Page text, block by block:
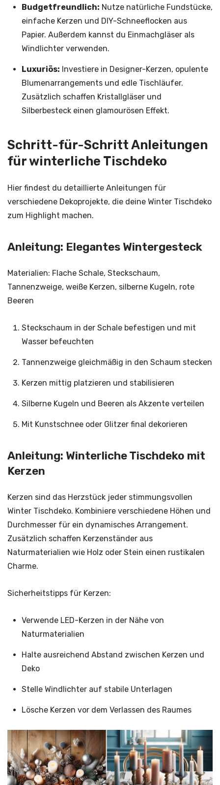
Budgetfreundlich: Nutze natürliche Fundstücke,
einfache Kerzen und DIY-Schneeflocken aus
Papier. Außerdem kannst du Einmachgläser als
Windlichter verwenden.
Luxuriös: Investiere in Designer-Kerzen, opulente
Blumenarrangements und edle Tischläufer.
Zusätzlich schaffen Kristallgläser und
Silberbesteck einen glamourösen Effekt.
Schritt-für-Schritt Anleitungen
für winterliche Tischdeko
Hier findest du detaillierte Anleitungen für
verschiedene Dekoprojekte, die deine Winter Tischdeko
zum Highlight machen.
Anleitung: Elegantes Wintergesteck
Materialien: Flache Schale, Steckschaum,
Tannenzweige, weiße Kerzen, silberne Kugeln, rote
Beeren
Steckschaum in der Schale befestigen und mit
Wasser befeuchten
Tannenzweige gleichmäßig in den Schaum stecken
Kerzen mittig platzieren und stabilisieren
Silberne Kugeln und Beeren als Akzente verteilen
Mit Kunstschnee oder Glitzer final dekorieren
Anleitung: Winterliche Tischdeko mit
Kerzen
Kerzen sind das Herzstück jeder stimmungsvollen
Winter Tischdeko. Kombiniere verschiedene Höhen und
Durchmesser für ein dynamisches Arrangement.
Zusätzlich schaffen Kerzenständer aus
Naturmaterialien wie Holz oder Stein einen rustikalen
Charme.
Sicherheitstipps für Kerzen:
Verwende LED-Kerzen in der Nähe von
Naturmaterialien
Halte ausreichend Abstand zwischen Kerzen und
Deko
Stelle Windlichter auf stabile Unterlagen
Lösche Kerzen vor dem Verlassen des Raumes